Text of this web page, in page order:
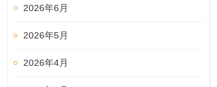
2026年6月
2026年5月
2026年4月